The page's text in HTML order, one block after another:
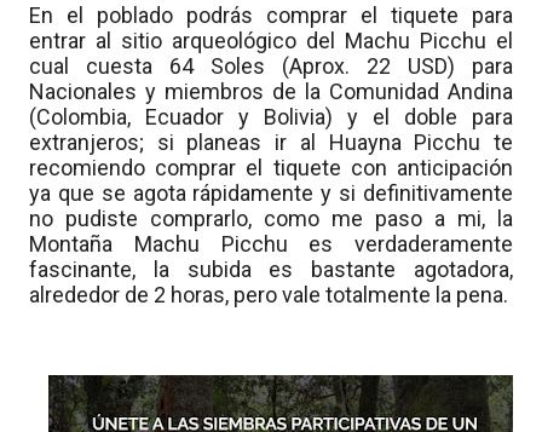
En el poblado podrás comprar el tiquete para
entrar al sitio arqueológico del Machu Picchu el
cual cuesta 64 Soles (Aprox. 22 USD) para
Nacionales y miembros de la Comunidad Andina
(Colombia, Ecuador y Bolivia) y el doble para
extranjeros; si planeas ir al Huayna Picchu te
recomiendo comprar el tiquete con anticipación
ya que se agota rápidamente y si definitivamente
no pudiste comprarlo, como me paso a mi, la
Montaña Machu Picchu es verdaderamente
fascinante, la subida es bastante agotadora,
alrededor de 2 horas, pero vale totalmente la pena.